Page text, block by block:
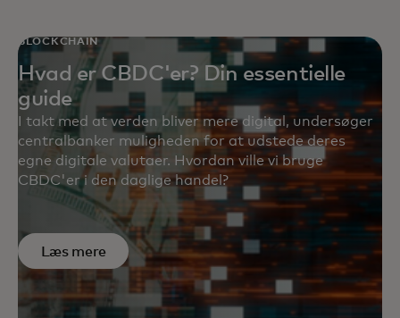
BLOCKCHAIN
Hvad er CBDC'er? Din essentielle
guide
I takt med at verden bliver mere digital, undersøger
centralbanker muligheden for at udstede deres
egne digitale valutaer. Hvordan ville vi bruge
CBDC'er i den daglige handel?
Læs mere